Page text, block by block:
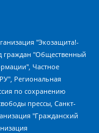
общественное движение "Маяк", Санкт-Петербургская ЛГБТ-инициативная группа "Выход", Инициативная группа ЛГБТ+ "Реверс", Алексеев Андрей Викторович, Бекбулатова Таисия Львовна, Беляев Иван Михайлович, Владыкина Елена Сергеевна, Гельман Марат Александрович, Никульшина Вероника Юрьевна, Толоконникова Надежда Андреевна, Шендерович Виктор Анатольевич, Общество с ограниченной ответственностью "Данное сообщение", Общество с ограниченной ответственностью Издательский дом "Новая глава", Айнбиндер Александра Александровна, Московский комьюнити-центр для ЛГБТ+инициатив, Благотворительный фонд развития филантропии, Deutsche Welle (Германия, Kurt-Schumacher-Strasse 3, 53113 Bonn), Борзунова Мария Михайловна, Воробьев Виктор Викторович, Голубева Анна Львовна, Константинова Алла Михайловна, Малкова Ирина Владимировна, Мурадов Мурад Абдулгалимович, Осетинская Елизавета Николаевна, Понасенков Евгений Николаевич, Ганапольский Матвей Юрьевич, Киселев Евгений Алексеевич, Борухович Ирина Григорьевна, Дремин Иван Тимофеевич, Дубровский Дмитрий Викторович, Красноярская региональная общественная организация поддержки и развития альтернативных образовательных технологий и межкультурных коммуникаций "ИНТЕРРА", Маяковская Екатерина Алексеевна, Фейгин Марк Захарович, Филимонов Андрей Викторович, Дзугкоева Регина Николаевна, Доброхотов Роман Александрович, Дудь Юрий Александрович, Елкин Сергей Владимирович, Кругликов Кирилл Игоревич, Сабунаева Мария Леонидовна, Семенов Алексей Владимирович, Шаинян Карен Багратович, Шульман Екатерина Михайловна, Асафьев Артур Валерьевич, Вахштайн Виктор Семенович, Венедиктов Алексей Алексеевич, Лушникова Екатерина Евгеньевна, Волков Леонид Михайлович, Невзоров Александр Глебович, Пархоменко Сергей Борисович, Сироткин Ярослав Николаевич, Кара-Мурза Владимир Владимирович, Баранова Наталья Владимировна, Гозман Леонид Яковлевич, Кагарлицкий Борис Юльевич, Климарев Михаил Валерьевич, Милов Владимир Станиславович, Автономная некоммерческая организация Краснодарский центр современного искусства "Типография", Моргенштерн Алишер Тагирович, Соболь Любовь Эдуардовна, Общество с ограниченной ответственностью "ЛИЗА НОРМ", Каспаров Гарри Кимович, Ходорковский Михаил Борисович, Общество с ограниченной ответственностью "Апрельские тезисы", Данилович Ирина Брониславовна, Кашин Олег Владимирович, Петров Николай Владимирович, Пивоваров Алексей Владимирович, Соколов Михаил Владимирович, Цветкова Юлия Владимировна, Чичваркин Евгений Александрович, Комитет против пыток/Команда против пыток, Общество с ограниченной ответственностью "Первый научный", Общество с ограниченной ответственностью "Вертолет и ко", Белоцерковская Вероника Борисовна, Кац Максим Евгеньевич, Лазарева Татьяна Юрьевна, Шаведдинов Руслан Табризович, Яшин Илья Валерьевич, Общество с ограниченной ответственностью "Иноагент ААВ", Алешковский Дмитрий Петрович, Альбац Евгения Марковна, Быков Дмитрий Львович, Галямина Юлия Евгеньевна, Лойко Сергей Леонидович, Мартынов Кирилл Константинович, Медведев Сергей Александрович, Крашенинников Федор Геннадиевич, Гордеева Катерина Вл